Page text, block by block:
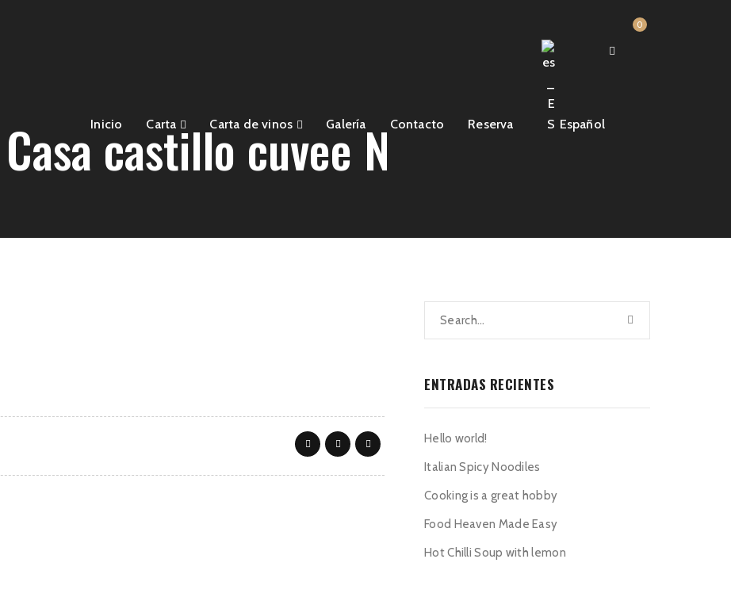
0
Inicio Carta Carta de vinos Galería Contacto Reserva Español
Casa castillo cuvee N
ENTRADAS RECIENTES
Hello world!
Italian Spicy Noodiles
Cooking is a great hobby
Food Heaven Made Easy
Hot Chilli Soup with lemon